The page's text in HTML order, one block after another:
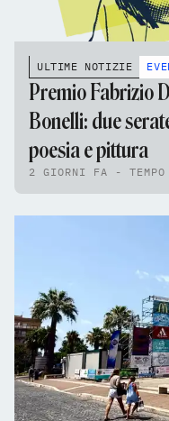
ULTIME NOTIZIE
Premio Fabrizio
Bonelli: due
poesia e pittura
2 GIORNI FA -